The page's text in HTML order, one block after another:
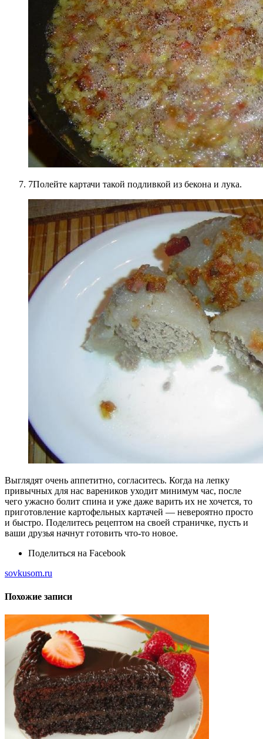
7Полейте картачи такой подливкой из бекона и лука.
Выглядят очень аппетитно, согласитесь. Когда на лепку
привычных для нас вареников уходит минимум час, после
чего ужасно болит спина и уже даже варить их не хочется, то
приготовление картофельных картачей — невероятно просто
и быстро. Поделитесь рецептом на своей страничке, пусть и
ваши друзья начнут готовить что-то новое.
Поделиться на Facebook
sovkusom.ru
Похожие записи